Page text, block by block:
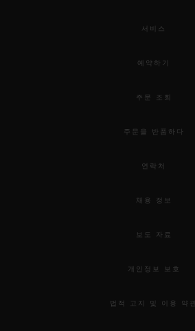
서비스
예약하기
주문 조회
주문을 반품하다
연락처
채용 정보
보도 자료
개인정보 보호
법적 고지 및 이용 약관